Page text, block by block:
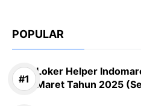
POPULAR
Loker Helper
Maret Tahun 2025